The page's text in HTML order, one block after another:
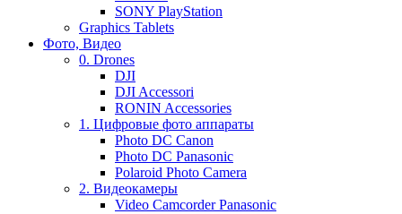
SONY PlayStation
Graphics Tablets
Фото, Видео
0. Drones
DJI
DJI Accessori
RONIN Accessories
1. Цифровые фото аппараты
Photo DC Canon
Photo DC Panasonic
Polaroid Photo Camera
2. Видеокамеры
Video Camcorder Panasonic